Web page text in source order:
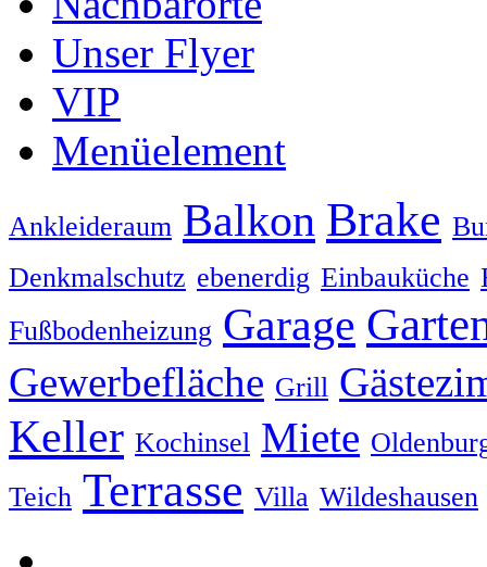
Unser Flyer
VIP
Menüelement
Ankleideraum Balkon Brake
Denkmalschutz ebenerdig Einbauküche
Fußbodenheizung Garage
Gewerbefläche Grill
Keller Kochinsel Miete
Teich Terrasse Villa Wildeshausen